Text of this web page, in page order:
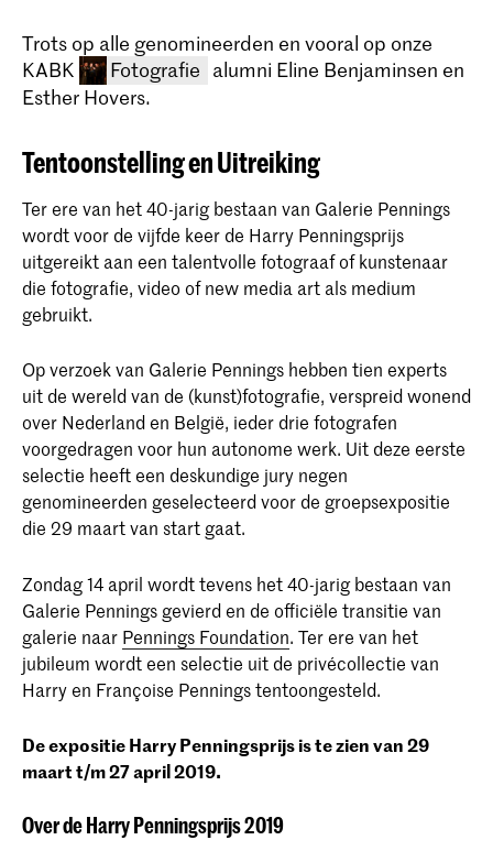
Trots op alle genomineerden en vooral op onze
KABK
Fotografie
Bachelor Fotografie (voltijd &
deeltijd)
uitdagingen? Dan is de vierjarige
bacheloropleiding Fotografie aan de
KABK iets voor jou!
alumni Eline Benjaminsen en
Esther Hovers.
Tentoonstelling en Uitreiking
Ter ere van het 40-jarig bestaan van Galerie Pennings
wordt voor de vijfde keer de Harry Penningsprijs
uitgereikt aan een talentvolle fotograaf of kunstenaar
die fotografie, video of new media art als medium
gebruikt.
Op verzoek van Galerie Pennings hebben tien experts
uit de wereld van de (kunst)fotografie, verspreid wonend
over Nederland en België, ieder drie fotografen
voorgedragen voor hun autonome werk. Uit deze eerste
selectie heeft een deskundige jury negen
genomineerden geselecteerd voor de groepsexpositie
die 29 maart van start gaat.
Zondag 14 april wordt tevens het 40-jarig bestaan van
Galerie Pennings gevierd en de officiële transitie van
galerie naar Pennings Foundation. Ter ere van het
jubileum wordt een selectie uit de privécollectie van
Harry en Françoise Pennings tentoongesteld.
De expositie Harry Penningsprijs is te zien van 29
maart t/m 27 april 2019.
Over de Harry Penningsprijs 2019